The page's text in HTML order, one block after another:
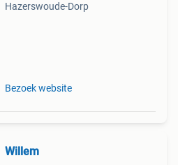
Hazerswoude-Dorp
Bezoek website
Willem